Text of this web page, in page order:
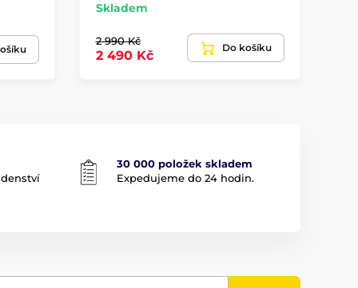
Skladem
2 990 Kč
2 490 Kč
Do košíku
30 000 položek skladem
Expedujeme do 24 hodin.